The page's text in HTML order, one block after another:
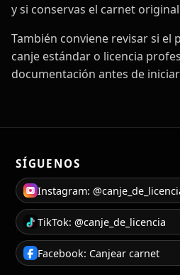
y si conservas el carnet
También conviene revisar si el
canje estándar o licencia
documentación antes de
SÍGUENOS
Instagram:
TikTok: @canje_de_licencia
Facebook: Canjear carnet